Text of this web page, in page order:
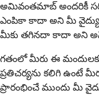
అమివంతమాబ్ అందరికీ
ఎంపికా కాదా అని మీ
మీకు తగినదా కాదా అని
గతంలో మీరు ఈ
ప్రతిచర్యను కలిగి ఉంటే
ప్రారంభించే ముందు మీ